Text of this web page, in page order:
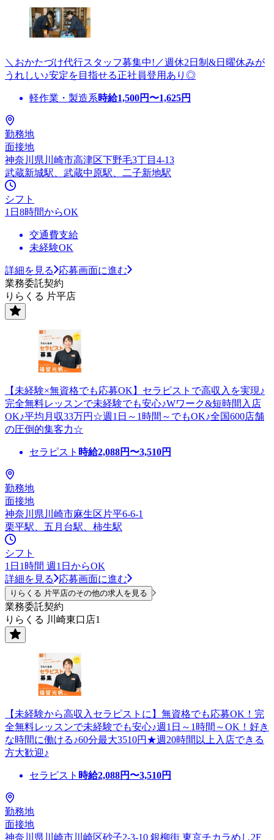
＼おかたづけ代行スタッフ募集中!／週休2日制&日曜休みが
うれしい♪安定を目指せる正社員登用あり◎
軽作業・製造系時給1,500円〜1,625円
勤務地
面接地
神奈川県川崎市高津区下野毛3丁目4-13
武蔵新城駅、武蔵中原駅、二子新地駅
シフト
1日8時間からOK
交通費支給
未経験OK
詳細を見る
応募画面に進む
業務委託契約
りらくる 片平店
【未経験×無資格でも応募OK】セラピストで高収入を実現♪
完全無料レッスンで未経験でも安心♪Wワーク&短時間入店
OK♪平均月収33万円☆週1日～1時間～でもOK♪全国600店舗
の圧倒的集客力☆
セラピスト 時給2,088円〜3,510円
勤務地
面接地
神奈川県川崎市麻生区片平6-6-1
栗平駅、五月台駅、柿生駅
シフト
1日1時間 週1日からOK
詳細を見る
応募画面に進む
りらくる 片平店のその他の求人を見る
業務委託契約
りらくる 川崎東口店1
【未経験から高収入セラピストに】無資格でも応募OK！完
全無料レッスンで未経験でも安心♪週1日～1時間～OK！好き
な時間に働ける♪60分最大3510円★週20時間以上入店できる
方大歓迎♪
セラピスト 時給2,088円〜3,510円
勤務地
面接地
神奈川県川崎市川崎区砂子2-3-10 銀柳街 東京チカラめし2F